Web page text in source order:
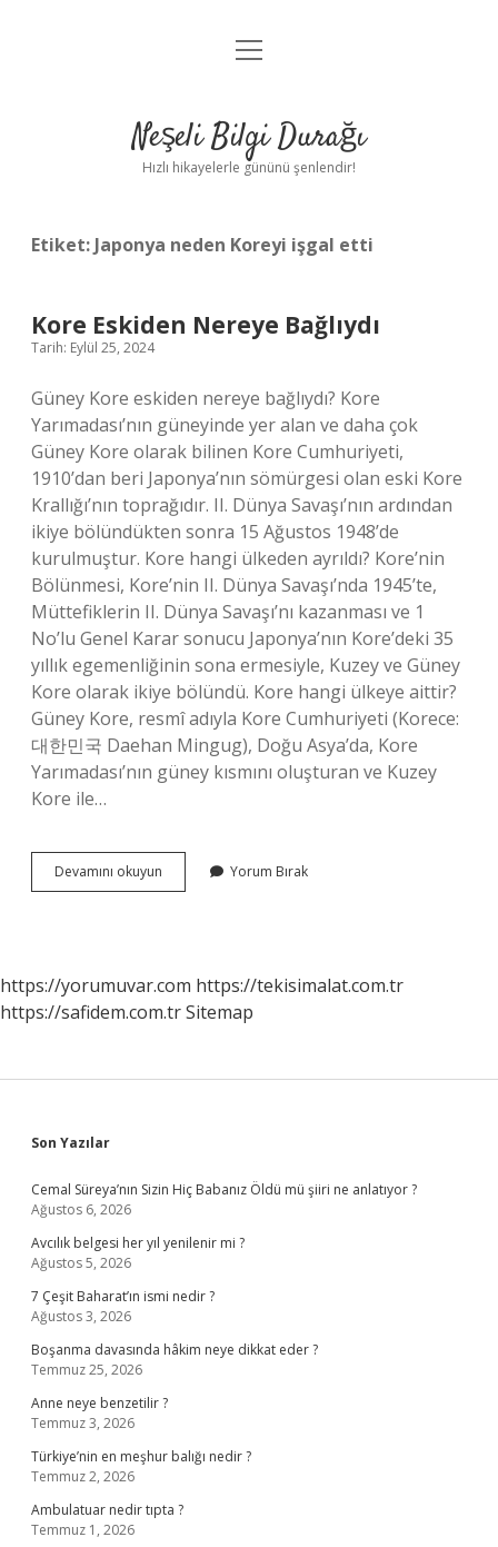
Anasayfa
Yasal Uyarı
menüyü
Neşeli Bilgi Durağı
Hızlı hikayelerle gününü şenlendir!
Etiket: Japonya neden Koreyi işgal etti
Kore Eskiden Nereye Bağlıydı
Tarih: Eylül 25, 2024
Güney Kore eskiden nereye bağlıydı? Kore
Yarımadası’nın güneyinde yer alan ve daha çok
Güney Kore olarak bilinen Kore Cumhuriyeti,
1910’dan beri Japonya’nın sömürgesi olan eski Kore
Krallığı’nın toprağıdır. II. Dünya Savaşı’nın ardından
ikiye bölündükten sonra 15 Ağustos 1948’de
kurulmuştur. Kore hangi ülkeden ayrıldı? Kore’nin
Bölünmesi, Kore’nin II. Dünya Savaşı’nda 1945’te,
Müttefiklerin II. Dünya Savaşı’nı kazanması ve 1
No’lu Genel Karar sonucu Japonya’nın Kore’deki 35
yıllık egemenliğinin sona ermesiyle, Kuzey ve Güney
Kore olarak ikiye bölündü. Kore hangi ülkeye aittir?
Güney Kore, resmî adıyla Kore Cumhuriyeti (Korece:
대한민국 Daehan Mingug), Doğu Asya’da, Kore
Yarımadası’nın güney kısmını oluşturan ve Kuzey
Kore ile…
Devamını okuyun
Eskiden
Yorum Bırak
https://yorumuvar.com https://tekisimalat.com.tr
https://safidem.com.trSitemap
Sidebar
Son Yazılar
Cemal Süreya’nın Sizin Hiç Babanız Öldü mü şiiri ne anlatıyor ?
Ağustos 6, 2026
Avcılık belgesi her yıl yenilenir mi ?
Ağustos 5, 2026
7 Çeşit Baharat’ın ismi nedir ?
Ağustos 3, 2026
Boşanma davasında hâkim neye dikkat eder ?
Temmuz 25, 2026
Anne neye benzetilir ?
Temmuz 3, 2026
Türkiye’nin en meşhur balığı nedir ?
Temmuz 2, 2026
Ambulatuar nedir tıpta ?
Temmuz 1, 2026